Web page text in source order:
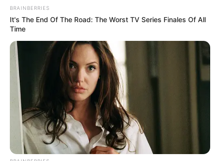
BRAINBERRIES
It's The End Of The Road: The Worst TV Series Finales Of All
Time